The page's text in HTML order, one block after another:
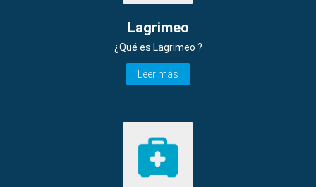
Lagrimeo
¿Qué es Lagrimeo ?
Leer más